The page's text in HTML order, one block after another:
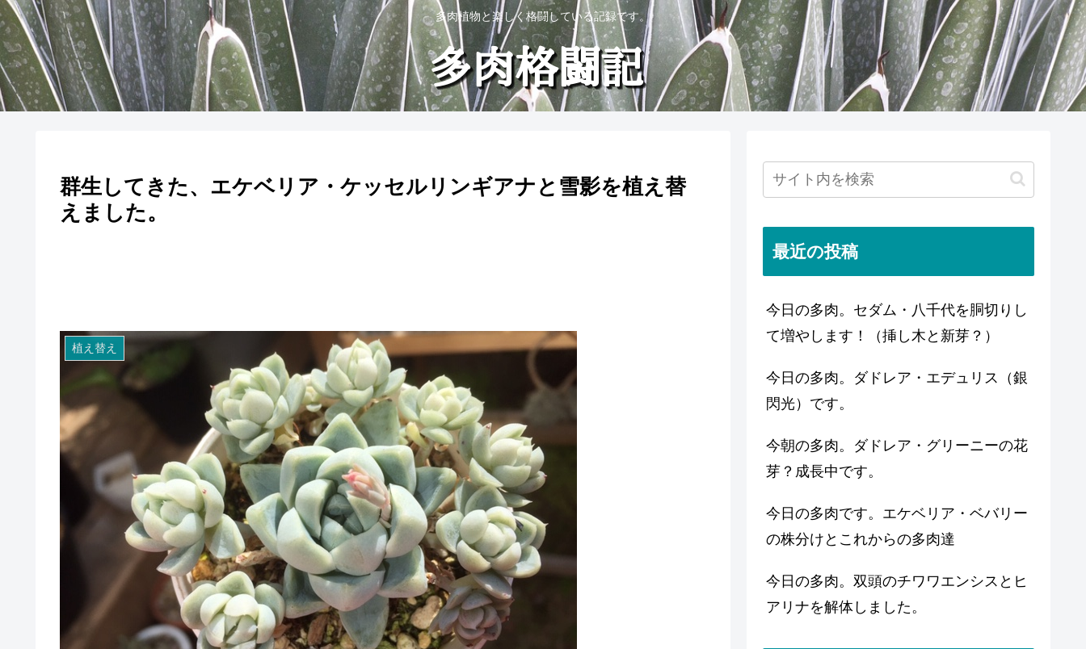
多肉植物と楽しく格闘している記録です。
群生してきた、エケベリア・ケッセルリンギアナと雪影を植え替
えました。
植え替え
最近の投稿
今日の多肉。セダム・八千代を胴切りし
て増やします！（挿し木と新芽？）
今日の多肉。ダドレア・エデュリス（銀
閃光）です。
今朝の多肉。ダドレア・グリーニーの花
芽？成長中です。
今日の多肉です。エケベリア・ベバリー
の株分けとこれからの多肉達
今日の多肉。双頭のチワワエンシスとヒ
アリナを解体しました。